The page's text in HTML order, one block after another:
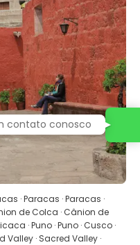
· Paracas · Paracas ·
de Colca · Cânion de
· Puno · Puno · Cusco ·
Valley · Sacred Valley ·
contato conosco